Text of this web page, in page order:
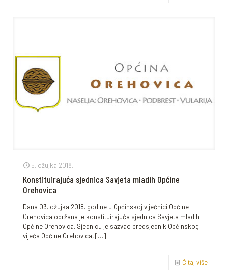
5. ožujka 2018.
Konstituirajuća sjednica Savjeta mladih Općine
Orehovica
Dana 03. ožujka 2018. godine u Općinskoj vijećnici Općine
Orehovica održana je konstituirajuća sjednica Savjeta mladih
Općine Orehovica. Sjednicu je sazvao predsjednik Općinskog
vijeća Općine Orehovica,[…]
Čitaj više